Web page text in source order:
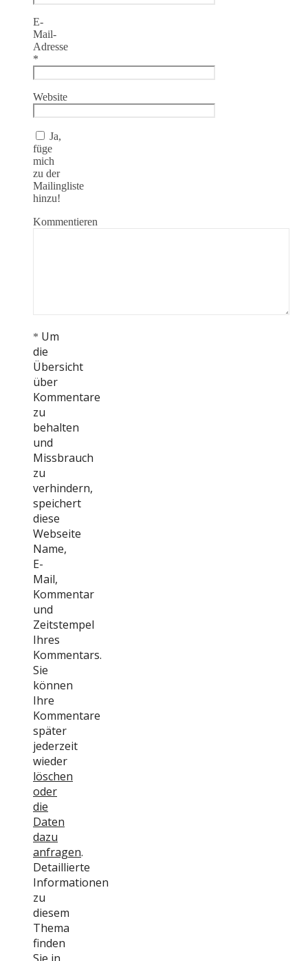
E-
Mail-
Adresse
*
Website
Ja,
füge
mich
zu der
Mailingliste
hinzu!
Kommentieren
* Um
die
Übersicht
über
Kommentare
zu
behalten
und
Missbrauch
zu
verhindern,
speichert
diese
Webseite
Name,
E-
Mail,
Kommentar
und
Zeitstempel
Ihres
Kommentars.
Sie
können
Ihre
Kommentare
später
jederzeit
wieder
löschen
oder
die
Daten
dazu
anfragen.
Detaillierte
Informationen
zu
diesem
Thema
finden